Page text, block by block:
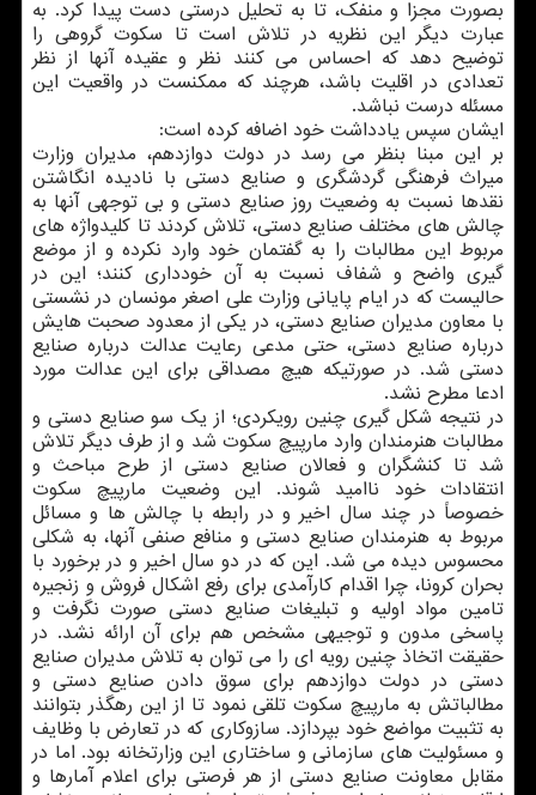
بصورت مجزا و منفک، تا به تحلیل درستی دست پیدا کرد. به
عبارت دیگر این نظریه در تلاش است تا سکوت گروهی را
توضیح دهد که احساس می کنند نظر و عقیده آنها از نظر
تعدادی در اقلیت باشد، هرچند که ممکنست در واقعیت این
مسئله درست نباشد.
ایشان سپس یادداشت خود اضافه کرده است:
بر این مبنا بنظر می رسد در دولت دوازدهم، مدیران وزارت
میراث فرهنگی گردشگری و صنایع دستی با نادیده انگاشتن
نقدها نسبت به وضعیت روز صنایع دستی و بی توجهی آنها به
چالش های مختلف صنایع دستی، تلاش کردند تا کلیدواژه های
مربوط این مطالبات را به گفتمان خود وارد نکرده و از موضع
گیری واضح و شفاف نسبت به آن خودداری کنند؛ این در
حالیست که در ایام پایانی وزارت علی اصغر مونسان در نشستی
با معاون مدیران صنایع دستی، در یکی از معدود صحبت هایش
درباره صنایع دستی، حتی مدعی رعایت عدالت درباره صنایع
دستی شد. در صورتیکه هیچ مصداقی برای این عدالت مورد
ادعا مطرح نشد.
در نتیجه شکل گیری چنین رویکردی؛ از یک سو صنایع دستی و
مطالبات هنرمندان وارد مارپیچ سکوت شد و از طرف دیگر تلاش
شد تا کنشگران و فعالان صنایع دستی از طرح مباحث و
انتقادات خود ناامید شوند. این وضعیت مارپیچ سکوت
خصوصاً در چند سال اخیر و در رابطه با چالش ها و مسائل
مربوط به هنرمندان صنایع دستی و منافع صنفی آنها، به شکلی
محسوس دیده می شد. این که در دو سال اخیر و در برخورد با
بحران کرونا، چرا اقدام کارآمدی برای رفع اشکال فروش و زنجیره
تامین مواد اولیه و تبلیغات صنایع دستی صورت نگرفت و
پاسخی مدون و توجیهی مشخص هم برای آن ارائه نشد. در
حقیقت اتخاذ چنین رویه ای را می توان به تلاش مدیران صنایع
دستی در دولت دوازدهم برای سوق دادن صنایع دستی و
مطالباتش به مارپیچ سکوت تلقی نمود تا از این رهگذر بتوانند
به تثبیت مواضع خود بپردازد. سازوکاری که در تعارض با وظایف
و مسئولیت های سازمانی و ساختاری این وزارتخانه بود. اما در
مقابل معاونت صنایع دستی از هر فرصتی برای اعلام آمارها و